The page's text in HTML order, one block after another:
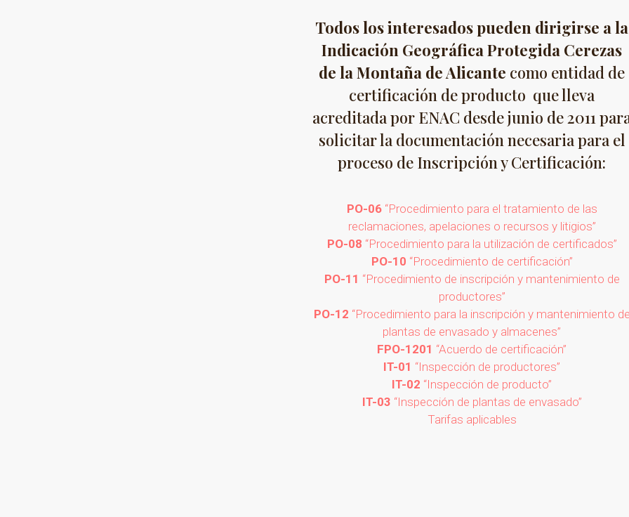
Todos los interesados pueden dirigirse a la
Indicación Geográfica Protegida Cerezas
de la Montaña de Alicante como entidad de
certificación de producto que lleva
acreditada por ENAC desde junio de 2011
solicitar la documentación necesaria para el
proceso de Inscripción y Certificación:
PO-06“Procedimiento para el tratamiento de las
reclamaciones, apelaciones o recursos y litigios”
PO-08 “Procedimiento para la utilización de certificados”
PO-10 “Procedimiento de certificación”
PO-11 “Procedimiento de inscripción y mantenimiento de
productores”
PO-12 “Procedimiento para la inscripción y mantenimiento
plantas de envasado y almacenes”
FPO-1201 “Acuerdo de certificación”
IT-01 “Inspección de productores”
IT-02 “Inspección de producto”
IT-03 “Inspección de plantas de envasado”
Tarifas aplicables